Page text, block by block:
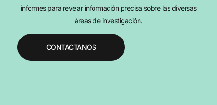
informes para revelar información precisa sobre las diversas
áreas de investigación.
CONTACTANOS